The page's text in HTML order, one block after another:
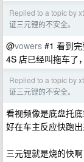
Replied to a topic by
证三元锂的不安全。
@vowers #1 看到完
4S 店已经叫拖车了
Replied to a topic by
证三元锂的不安全。
看视频像是底盘托
好在车主反应快跑出
三元锂就是烧的快